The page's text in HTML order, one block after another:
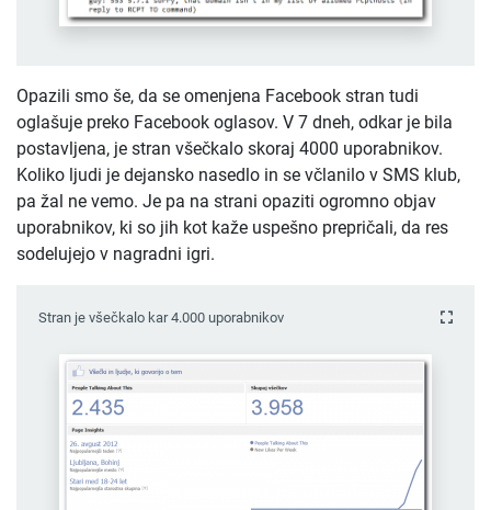
Opazili smo še, da se omenjena Facebook stran tudi
oglašuje preko Facebook oglasov. V 7 dneh, odkar je bila
postavljena, je stran všečkalo skoraj 4000 uporabnikov.
Koliko ljudi je dejansko nasedlo in se včlanilo v SMS klub,
pa žal ne vemo. Je pa na strani opaziti ogromno objav
uporabnikov, ki so jih kot kaže uspešno prepričali, da res
sodelujejo v nagradni igri.
Stran je všečkalo kar 4.000 uporabnikov